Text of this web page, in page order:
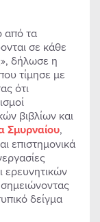
από τα
σε κάθε
δήλωσε η
τίμησε με
ότι
βιβλίων και
Σμυρναίου,
επιστημονικά
ερευνητικών
δείγμα